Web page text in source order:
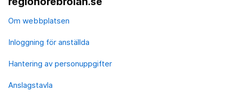
Om webbplatsen
Inloggning för anställda
Hantering av personuppgifter
Anslagstavla